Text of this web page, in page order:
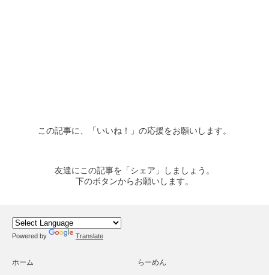
この記事に、「いいね！」の応援をお願いします。
友達にこの記事を「シェア」しましょう。
下のボタンからお願いします。
Powered by Translate
ホーム
らーめん